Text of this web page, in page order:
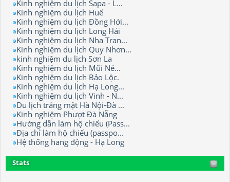
Kinh nghiệm du lịch Sapa - L...
Kinh nghiệm du lịch Huế
Kinh nghiệm du lịch Đồng Hới...
Kinh nghiệm du lịch Long Hải
Kinh nghiệm du lịch Nha Tran...
Kinh nghiệm du lịch Quy Nhơn...
kinh nghiệm du lịch Sơn La
Kinh nghiệm du lịch Mũi Né...
Kinh nghiệm du lịch Bảo Lộc.
Kinh nghiệm du lịch Hạ Long...
Kinh nghiệm du lịch Vinh - N...
Du lịch trăng mật Hà Nội-Đà ...
Kinh nghiệm Phượt Đà Nẵng
Hướng dẫn làm hộ chiếu (Pass...
Địa chỉ làm hộ chiếu (passpo...
Hệ thống hang động - Hạ Long
Stats